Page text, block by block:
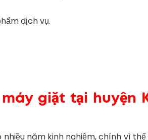
dịch vụ.
giặt tại huyện
nhiều năm kinh nghiệm, chính vì